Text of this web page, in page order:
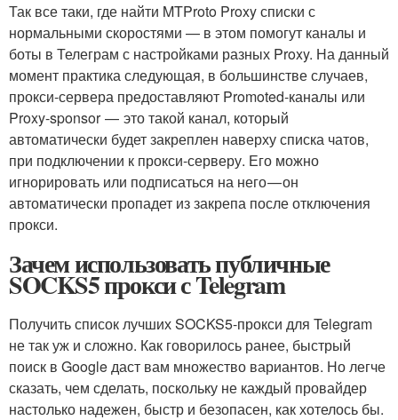
Так все таки, где найти MTProto Proxy списки с
нормальными скоростями — в этом помогут каналы и
боты в Телеграм с настройками разных Proxy. На данный
момент практика следующая, в большинстве случаев,
прокси-сервера предоставляют Promoted-каналы или
Proxy-sponsor — это такой канал, который
автоматически будет закреплен наверху списка чатов,
при подключении к прокси-серверу. Его можно
игнорировать или подписаться на него — он
автоматически пропадет из закрепа после отключения
прокси.
Зачем использовать публичные
SOCKS5 прокси с Telegram
Получить список лучших SOCKS5-прокси для Telegram
не так уж и сложно. Как говорилось ранее, быстрый
поиск в Google даст вам множество вариантов. Но легче
сказать, чем сделать, поскольку не каждый провайдер
настолько надежен, быстр и безопасен, как хотелось бы.